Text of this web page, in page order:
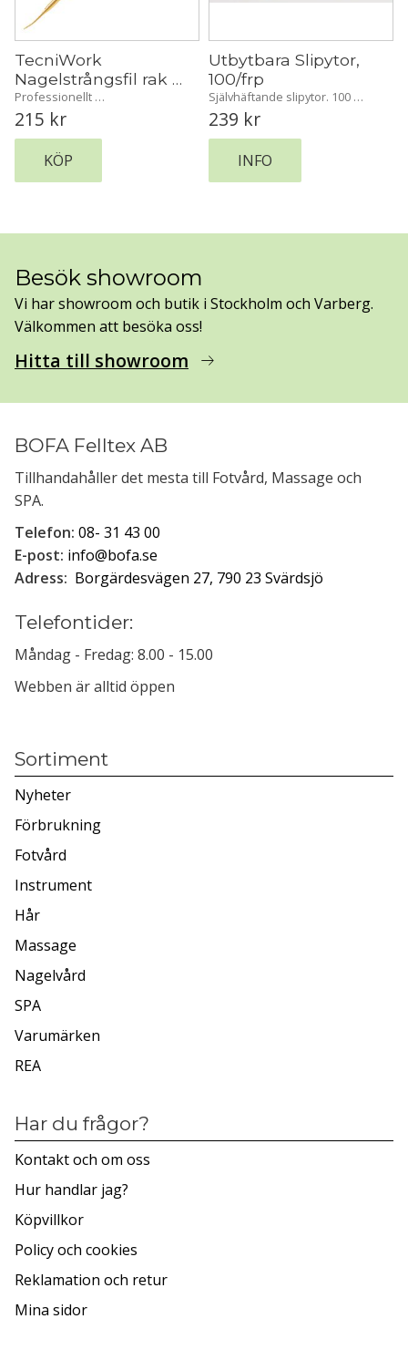
TecniWork
Nagelstrångsfil rak +
böjd 16 cm
Professionellt
dubbelinstrument i rostfritt stål
med guldbeläggning, dubbel
spets med mikroräfflad spets.
215 kr
KÖP
Utbytbara Slipytor,
100/frp
Självhäftande slipytor. 100
stycken slipremsor i varje påse.
Passar till handtag 4609 och
4606
239 kr
INFO
Besök showroom
Vi har showroom och butik i Stockholm och Varberg.
Välkommen att besöka oss!
Hitta till showroom arrow_right_alt
BOFA Felltex AB
Tillhandahåller det mesta till Fotvård, Massage och
SPA.
Telefon: 08- 31 43 00
E-post: info@bofa.se
Adress: Borgärdesvägen 27, 790 23 Svärdsjö
Telefontider:
Måndag - Fredag: 8.00 - 15.00
Webben är alltid öppen
Sortiment
Nyheter
Förbrukning
Fotvård
Instrument
Hår
Massage
Nagelvård
SPA
Varumärken
REA
Har du frågor?
Kontakt och om oss
Hur handlar jag?
Köpvillkor
Policy och cookies
Reklamation och retur
Mina sidor